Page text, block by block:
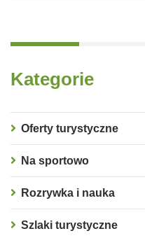
Kategorie
Oferty turystyczne
Na sportowo
Rozrywka i nauka
Szlaki turystyczne